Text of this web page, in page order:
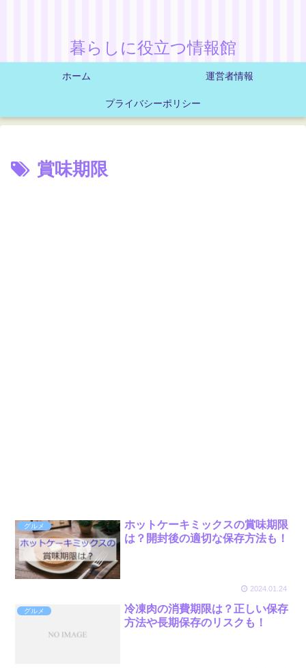
暮らしに役立つ情報館
ホーム 運営者情報
プライバシーポリシー
賞味期限
グルメ
ホットケーキミックスの賞味期限
は？開封後の適切な保存方法も！
2024.01.24
グルメ
冷凍肉の消費期限は？正しい保存
方法や長期保存のリスクも！